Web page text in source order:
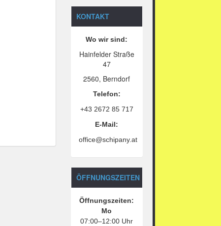
KONTAKT
Wo wir sind:
Hainfelder Straße
47
2560, Berndorf
Telefon:
+43 2672 85 717
E-Mail:
office@schipany.at
ÖFFNUNGSZEITEN
Öffnungszeiten:
Mo
07:00–12:00 Uhr